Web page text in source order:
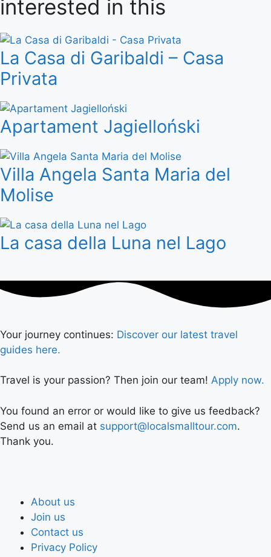
interested in this
La Casa di Garibaldi – Casa
Privata
Apartament Jagielloński
Villa Angela Santa Maria del
Molise
La casa della Luna nel Lago
Your journey continues: Discover our latest travel
guides here.
Travel is your passion? Then join our team! Apply now.
You found an error or would like to give us feedback?
Send us an email at support@localsmalltour.com.
Thank you.
About us
Join us
Contact us
Privacy Policy